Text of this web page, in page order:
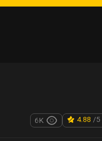
4.88
6K